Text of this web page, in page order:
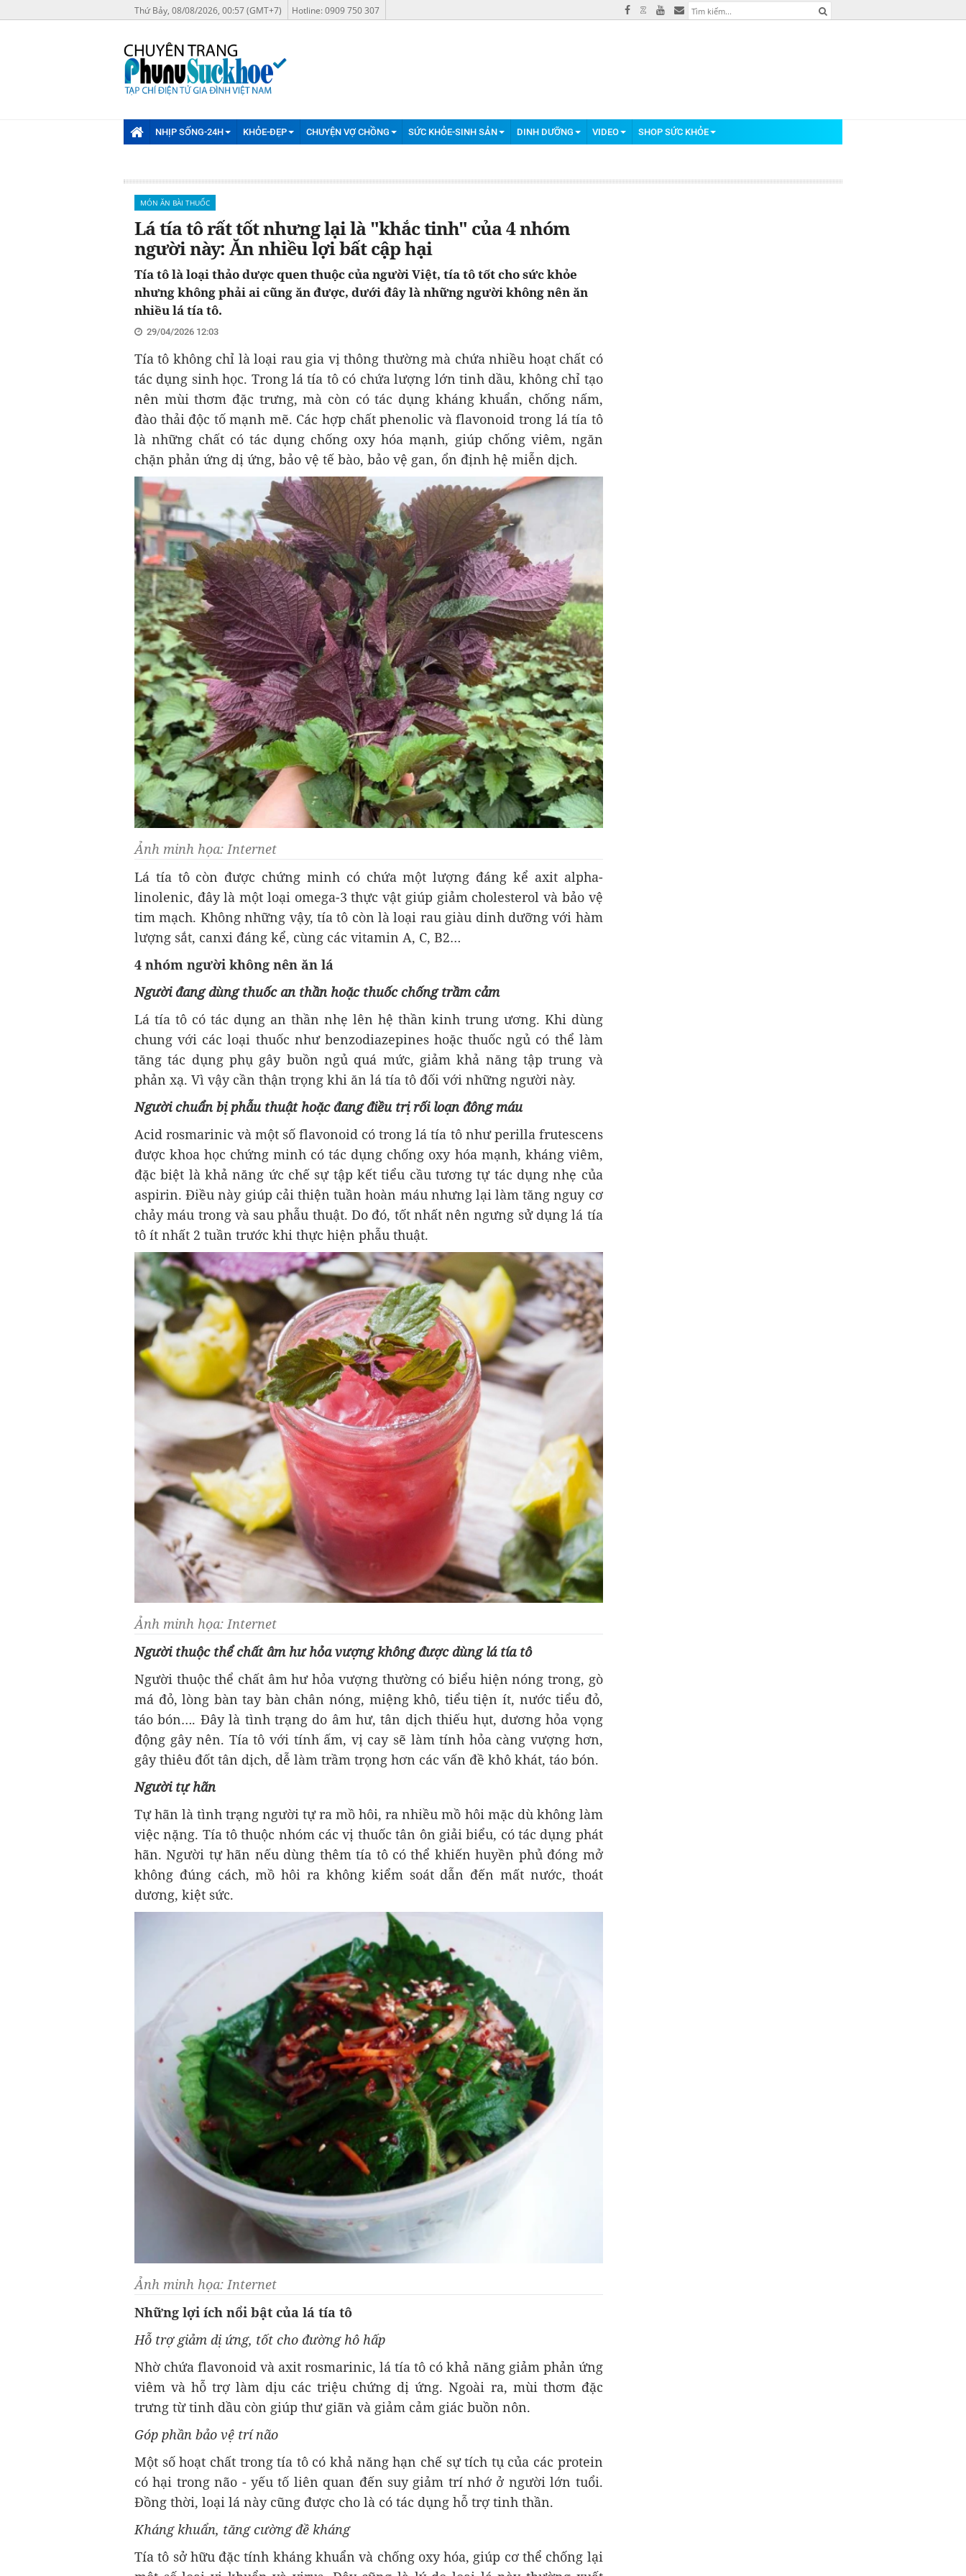
Thứ Bảy, 08/08/2026, 00:57 (GMT+7) Hotline: 0909 750 307
NHỊP SỐNG-24H KHỎE-ĐẸP CHUYỆN VỢ CHỒNG SỨC KHỎE-SINH SẢN DINH DƯỠNG VIDEO SHOP SỨC KHỎE
MÓN ĂN BÀI THUỐC
Lá tía tô rất tốt nhưng lại là "khắc tinh" của 4 nhóm
người này: Ăn nhiều lợi bất cập hại
Tía tô là loại thảo dược quen thuộc của người Việt, tía tô tốt cho sức khỏe
nhưng không phải ai cũng ăn được, dưới đây là những người không nên ăn
nhiều lá tía tô.
29/04/2026 12:03
Tía tô không chỉ là loại rau gia vị thông thường mà chứa nhiều hoạt chất có
tác dụng sinh học. Trong lá tía tô có chứa lượng lớn tinh dầu, không chỉ tạo
nên mùi thơm đặc trưng, mà còn có tác dụng kháng khuẩn, chống nấm,
đào thải độc tố mạnh mẽ. Các hợp chất phenolic và flavonoid trong lá tía tô
là những chất có tác dụng chống oxy hóa mạnh, giúp chống viêm, ngăn
chặn phản ứng dị ứng, bảo vệ tế bào, bảo vệ gan, ổn định hệ miễn dịch.
Ảnh minh họa: Internet
Lá tía tô còn được chứng minh có chứa một lượng đáng kể axit alpha-
linolenic, đây là một loại omega-3 thực vật giúp giảm cholesterol và bảo vệ
tim mạch. Không những vậy, tía tô còn là loại rau giàu dinh dưỡng với hàm
lượng sắt, canxi đáng kể, cùng các vitamin A, C, B2…
4 nhóm người không nên ăn lá
Người đang dùng thuốc an thần hoặc thuốc chống trầm cảm
Lá tía tô có tác dụng an thần nhẹ lên hệ thần kinh trung ương. Khi dùng
chung với các loại thuốc như benzodiazepines hoặc thuốc ngủ có thể làm
tăng tác dụng phụ gây buồn ngủ quá mức, giảm khả năng tập trung và
phản xạ. Vì vậy cần thận trọng khi ăn lá tía tô đối với những người này.
Người chuẩn bị phẫu thuật hoặc đang điều trị rối loạn đông máu
Acid rosmarinic và một số flavonoid có trong lá tía tô như perilla frutescens
được khoa học chứng minh có tác dụng chống oxy hóa mạnh, kháng viêm,
đặc biệt là khả năng ức chế sự tập kết tiểu cầu tương tự tác dụng nhẹ của
aspirin. Điều này giúp cải thiện tuần hoàn máu nhưng lại làm tăng nguy cơ
chảy máu trong và sau phẫu thuật. Do đó, tốt nhất nên ngưng sử dụng lá tía
tô ít nhất 2 tuần trước khi thực hiện phẫu thuật.
Ảnh minh họa: Internet
Người thuộc thể chất âm hư hỏa vượng không được dùng lá tía tô
Người thuộc thể chất âm hư hỏa vượng thường có biểu hiện nóng trong, gò
má đỏ, lòng bàn tay bàn chân nóng, miệng khô, tiểu tiện ít, nước tiểu đỏ,
táo bón…. Đây là tình trạng do âm hư, tân dịch thiếu hụt, dương hỏa vọng
động gây nên. Tía tô với tính ấm, vị cay sẽ làm tính hỏa càng vượng hơn,
gây thiêu đốt tân dịch, dễ làm trầm trọng hơn các vấn đề khô khát, táo bón.
Người tự hãn
Tự hãn là tình trạng người tự ra mồ hôi, ra nhiều mồ hôi mặc dù không làm
việc nặng. Tía tô thuộc nhóm các vị thuốc tân ôn giải biểu, có tác dụng phát
hãn. Người tự hãn nếu dùng thêm tía tô có thể khiến huyền phủ đóng mở
không đúng cách, mồ hôi ra không kiểm soát dẫn đến mất nước, thoát
dương, kiệt sức.
Ảnh minh họa: Internet
Những lợi ích nổi bật của lá tía tô
Hỗ trợ giảm dị ứng, tốt cho đường hô hấp
Nhờ chứa flavonoid và axit rosmarinic, lá tía tô có khả năng giảm phản ứng
viêm và hỗ trợ làm dịu các triệu chứng dị ứng. Ngoài ra, mùi thơm đặc
trưng từ tinh dầu còn giúp thư giãn và giảm cảm giác buồn nôn.
Góp phần bảo vệ trí não
Một số hoạt chất trong tía tô có khả năng hạn chế sự tích tụ của các protein
có hại trong não - yếu tố liên quan đến suy giảm trí nhớ ở người lớn tuổi.
Đồng thời, loại lá này cũng được cho là có tác dụng hỗ trợ tinh thần.
Kháng khuẩn, tăng cường đề kháng
Tía tô sở hữu đặc tính kháng khuẩn và chống oxy hóa, giúp cơ thể chống lại